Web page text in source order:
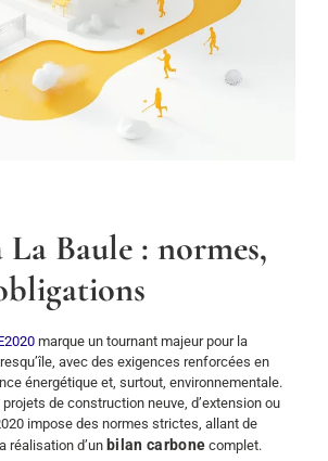
La Baule : normes,
marque un tournant majeur pour la
avec des exigences renforcées en
énergétique et, surtout, environnementale.
de construction neuve, d’extension ou
impose des normes strictes, allant de
réalisation d’un bilan carbone complet.